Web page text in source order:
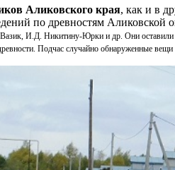
Аликовского края, как и в
по древностям Аликовской
И.Д. Никитину-Юрки и др. Они оставили
Подчас случайно обнаруженные